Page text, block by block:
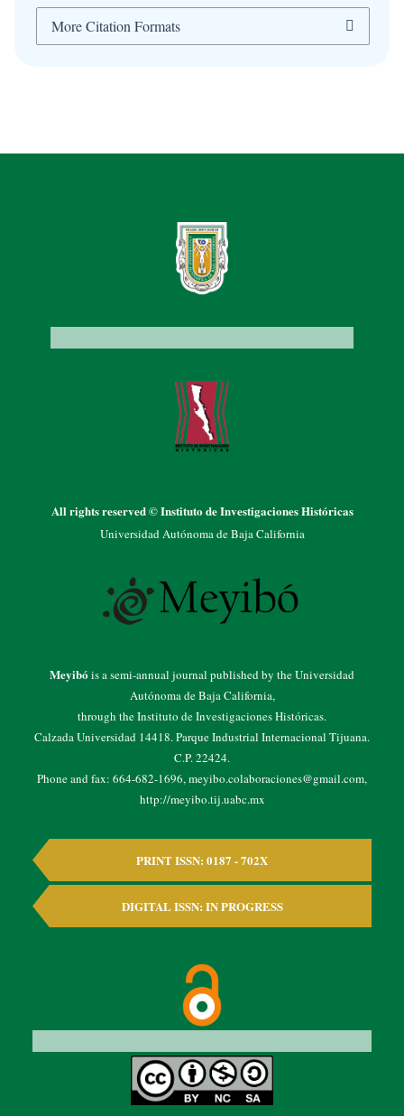
More Citation Formats
PRINT ISSN: 0187 - 702X
DIGITAL ISSN: IN PROGRESS
All rights reserved © Instituto de Investigaciones Históricas
Universidad Autónoma de Baja California
Meyibóis a semi-annual journal published by the Universidad
Autónoma de Baja California,
through the Instituto de Investigaciones Históricas.
Calzada Universidad 14418. Parque Industrial Internacional Tijuana.
C.P. 22424.
Phone and fax: 664-682-1696, meyibo.colaboraciones@gmail.com,
http://meyibo.tij.uabc.mx